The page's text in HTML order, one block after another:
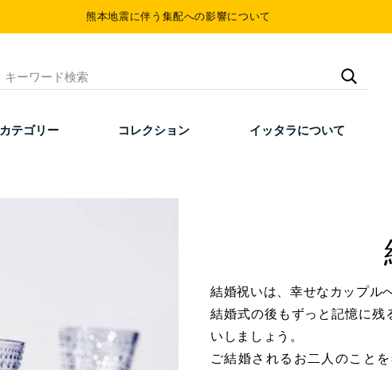
熊本地震に伴う集配への影響について
カテゴリー コレクション イッタラについて
結婚祝いは、幸せなカップル
結婚式の後もずっと記憶に残
いしましょう。
ご結婚されるお二人のこと